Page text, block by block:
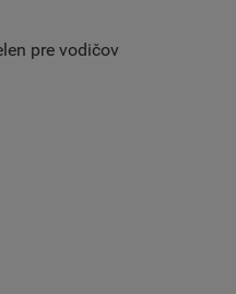
pre vodičov